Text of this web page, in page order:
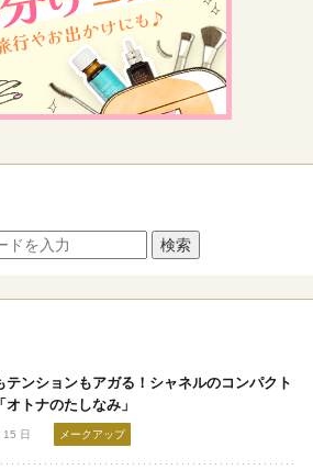
検索
テンションもアガる！シャネルのコンパクト
オトナのたしなみ」
日 メークアップ